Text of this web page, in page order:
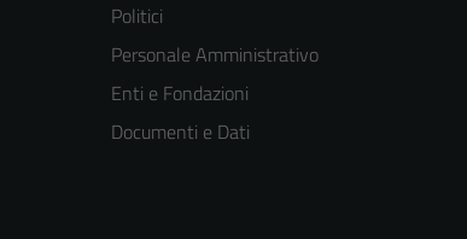
Politici
Personale Amministrativo
Enti e Fondazioni
Documenti e Dati